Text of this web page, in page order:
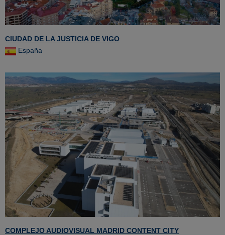
CIUDAD DE LA JUSTICIA DE VIGO
España
COMPLEJO AUDIOVISUAL MADRID CONTENT CITY